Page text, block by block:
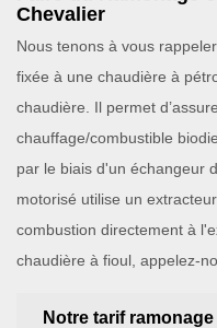
Chevalier
Nous tenons à vous
fixée à une chaudière à
chaudière. Il permet
chauffage/combustible
par le biais d'un échangeur
motorisé utilise un
combustion directement à
chaudière à fioul, appelez-
Notre tarif